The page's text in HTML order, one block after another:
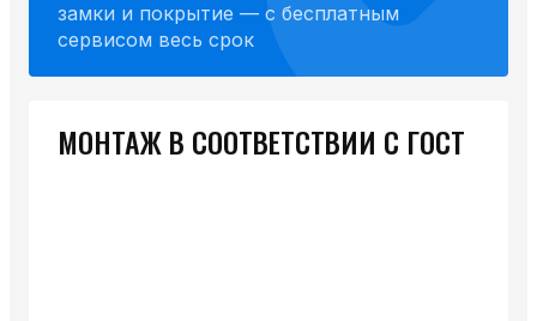
замки и покрытие — с бесплатным
сервисом весь срок
МОНТАЖ В СООТВЕТСТВИИ С ГОСТ